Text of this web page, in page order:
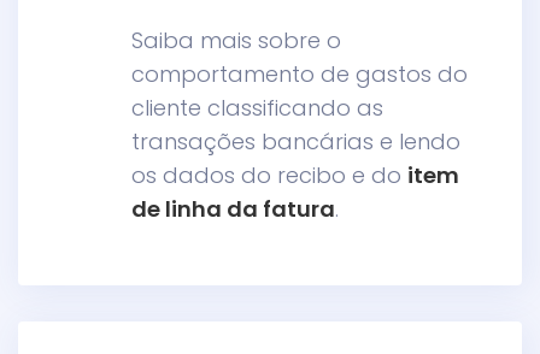
Saiba mais sobre o
comportamento de gastos do
cliente classificando as
transações bancárias e lendo
os dados do recibo e do item
de linha da fatura.